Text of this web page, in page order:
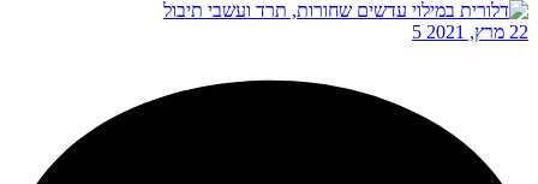
22 מרץ, 2021 5